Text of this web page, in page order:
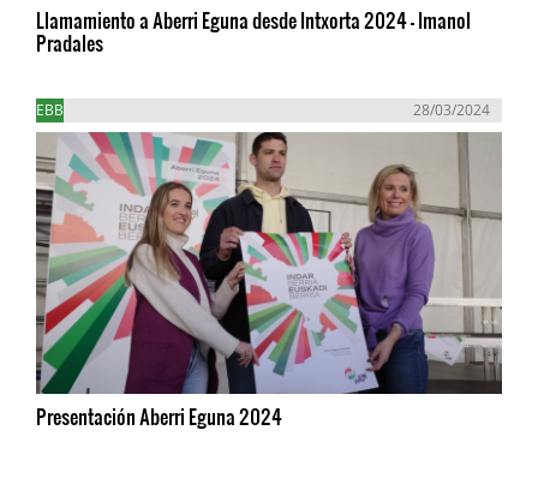
Llamamiento a Aberri Eguna desde Intxorta 2024 - Imanol
Pradales
EBB 28/03/2024
Presentación Aberri Eguna 2024